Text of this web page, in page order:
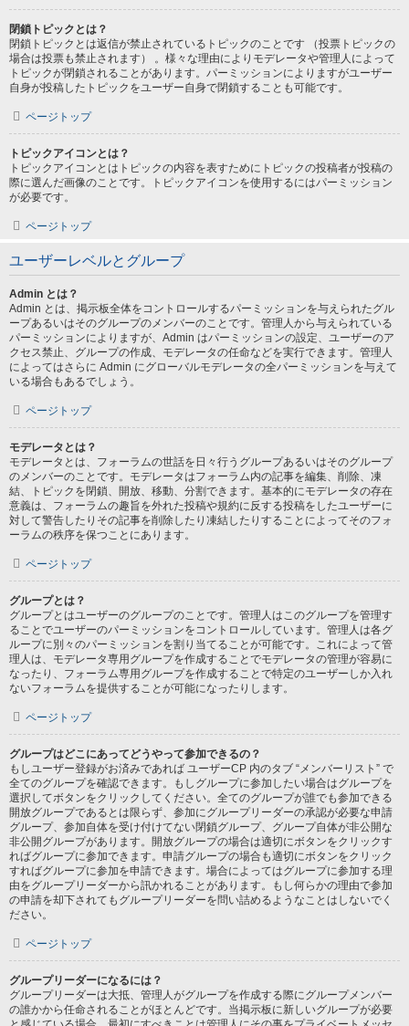
閉鎖トピックとは？
閉鎖トピックとは返信が禁止されているトピックのことです （投票トピックの
場合は投票も禁止されます） 。様々な理由によりモデレータや管理人によって
トピックが閉鎖されることがあります。パーミッションによりますがユーザー
自身が投稿したトピックをユーザー自身で閉鎖することも可能です。
ページトップ
トピックアイコンとは？
トピックアイコンとはトピックの内容を表すためにトピックの投稿者が投稿の
際に選んだ画像のことです。トピックアイコンを使用するにはパーミッション
が必要です。
ページトップ
ユーザーレベルとグループ
Admin とは？
Admin とは、掲示板全体をコントロールするパーミッションを与えられたグル
ープあるいはそのグループのメンバーのことです。管理人から与えられている
パーミッションによりますが、Admin はパーミッションの設定、ユーザーのア
クセス禁止、グループの作成、モデレータの任命などを実行できます。管理人
によってはさらに Admin にグローバルモデレータの全パーミッションを与えて
いる場合もあるでしょう。
ページトップ
モデレータとは？
モデレータとは、フォーラムの世話を日々行うグループあるいはそのグループ
のメンバーのことです。モデレータはフォーラム内の記事を編集、削除、凍
結、トピックを閉鎖、開放、移動、分割できます。基本的にモデレータの存在
意義は、フォーラムの趣旨を外れた投稿や規約に反する投稿をしたユーザーに
対して警告したりその記事を削除したり凍結したりすることによってそのフォ
ーラムの秩序を保つことにあります。
ページトップ
グループとは？
グループとはユーザーのグループのことです。管理人はこのグループを管理す
ることでユーザーのパーミッションをコントロールしています。管理人は各グ
ループに別々のパーミッションを割り当てることが可能です。これによって管
理人は、モデレータ専用グループを作成することでモデレータの管理が容易に
なったり、フォーラム専用グループを作成することで特定のユーザーしか入れ
ないフォーラムを提供することが可能になったりします。
ページトップ
グループはどこにあってどうやって参加できるの？
もしユーザー登録がお済みであれば ユーザーCP 内のタブ “メンバーリスト” で
全てのグループを確認できます。もしグループに参加したい場合はグループを
選択してボタンをクリックしてください。全てのグループが誰でも参加できる
開放グループであるとは限らず、参加にグループリーダーの承認が必要な申請
グループ、参加自体を受け付けてない閉鎖グループ、グループ自体が非公開な
非公開グループがあります。開放グループの場合は適切にボタンをクリックす
ればグループに参加できます。申請グループの場合も適切にボタンをクリック
すればグループに参加を申請できます。場合によってはグループに参加する理
由をグループリーダーから訊かれることがあります。もし何らかの理由で参加
の申請を却下されてもグループリーダーを問い詰めるようなことはしないでく
ださい。
ページトップ
グループリーダーになるには？
グループリーダーは大抵、管理人がグループを作成する際にグループメンバー
の誰かから任命されることがほとんどです。当掲示板に新しいグループが必要